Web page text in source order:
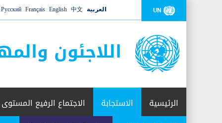
UN العربية 中文
English
Français
Русский
اللاجئون
الرئيسية الاستجابة الاجتماع الرفيع المستوى